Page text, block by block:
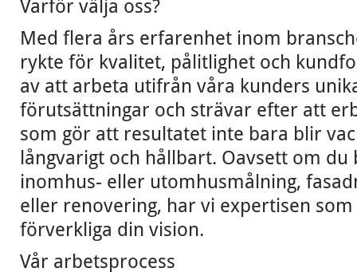
Varför välja oss?
Med flera års erfarenhet inom
rykte för kvalitet, pålitlighet och
av att arbeta utifrån våra kunders
förutsättningar och strävar efter att
som gör att resultatet inte bara blir
långvarigt och hållbart. Oavsett om
inomhus- eller utomhusmålning,
eller renovering, har vi expertisen
förverkliga din vision.
Vår arbetsprocess